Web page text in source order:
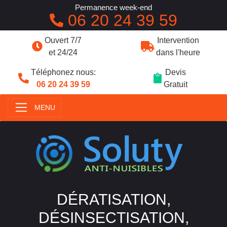
Ouvert 7/7
et 24/24
Intervention
dans l'heure
Téléphonez nous:
06 20 24 39 59
Devis
Gratuit
MENU
DÉRATISATION,
DÉSINSECTISATION,
Permanence week-end
06 20 24 39 59